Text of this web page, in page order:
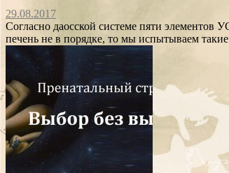
29.08.2017
Согласно даосской системе пяти элементов
печень не в порядке, то мы испытываем